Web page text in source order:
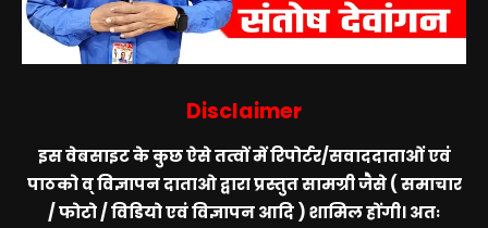
Disclaimer
इस वेबसाइट के कुछ ऐसे तत्वों में रिपोर्टर/सवाददाताओं एवं
पाठको व् विज्ञापन दाताओ द्वारा प्रस्तुत सामग्री जैसे ( समाचार
/ फोटो / विडियो एवं विज्ञापन आदि ) शामिल होंगी। अतः